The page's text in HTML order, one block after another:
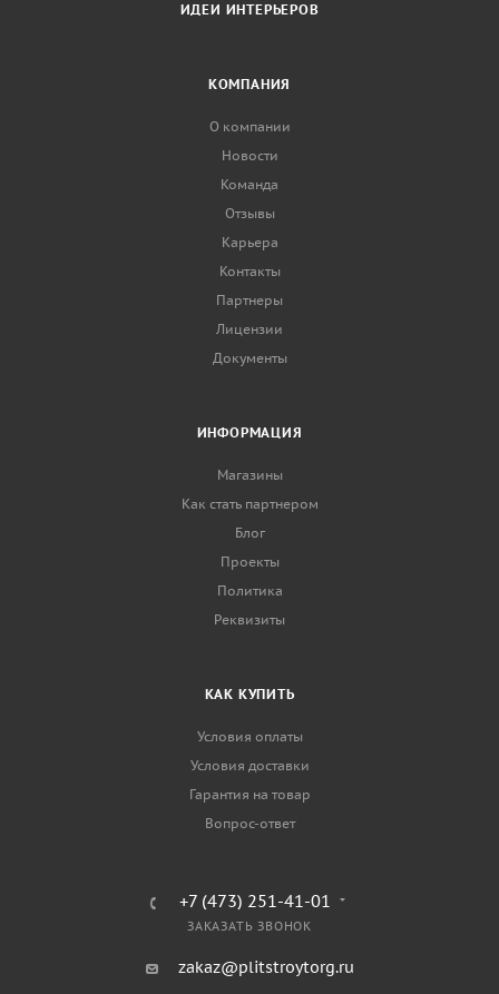
ИДЕИ ИНТЕРЬЕРОВ
КОМПАНИЯ
О компании
Новости
Команда
Отзывы
Карьера
Контакты
Партнеры
Лицензии
Документы
ИНФОРМАЦИЯ
Магазины
Как стать партнером
Блог
Проекты
Политика
Реквизиты
КАК КУПИТЬ
Условия оплаты
Условия доставки
Гарантия на товар
Вопрос-ответ
+7 (473) 251-41-01
ЗАКАЗАТЬ ЗВОНОК
zakaz@plitstroytorg.ru